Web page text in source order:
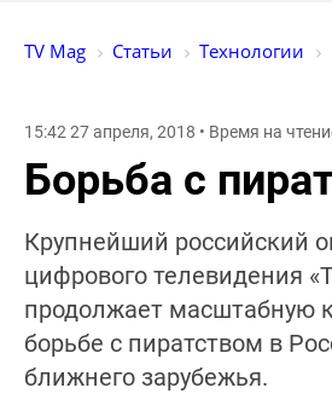
TV Mag Статьи Технологии
15:42 27 апреля, 2018 • Время на
Борьба с
Крупнейший российский
цифрового телевидения
продолжает масштабную
борьбе с пиратством в
ближнего зарубежья.